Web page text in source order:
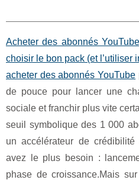
Acheter des abonnés
choisir le bon pack (et l’utiliser
acheter des abonnés YouTube
de pouce pour lancer une
sociale et franchir plus vite
seuil symbolique des 1 000
un accélérateur de
avez le plus besoin :
phase de croissance.Mais